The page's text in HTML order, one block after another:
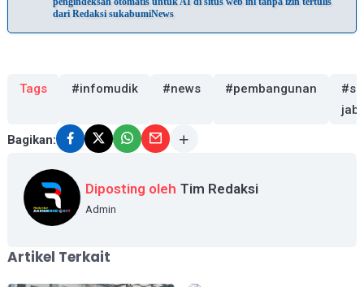
dari Redaksi sukabumiNews
Tags #infomudik #news #pembangunan
Bagikan:
Diposting oleh Tim Redaksi
Admin
Artikel Terkait